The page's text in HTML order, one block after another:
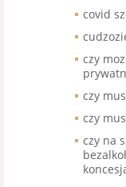
covid
czy
czy
czy
czy na